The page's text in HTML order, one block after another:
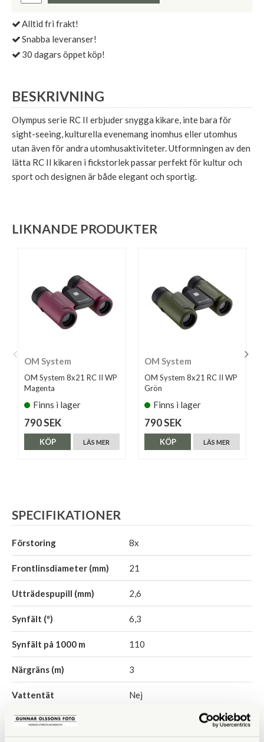
Alltid fri frakt!
Snabba leveranser!
30 dagars öppet köp!
BESKRIVNING
Olympus serie RC II erbjuder snygga kikare, inte bara för
sight-seeing, kulturella evenemang inomhus eller utomhus
utan även för andra utomhusaktiviteter. Utformningen av den
lätta RC II kikaren i fickstorlek passar perfekt för kultur och
sport och designen är både elegant och sportig.
LIKNANDE PRODUKTER
OM System
OM System 8x21 RC II WP
Magenta
Finns i lager
790 SEK
LÄS MER
KÖP
OM System
OM System 8x21 RC II WP
Grön
Finns i lager
790 SEK
LÄS MER
KÖP
SPECIFIKATIONER
Förstoring 8x
Frontlinsdiameter (mm) 21
Utträdespupill (mm) 2,6
Synfält (º) 6,3
Synfält på 1000 m 110
Närgräns (m) 3
Vattentät Nej
Fokuseringstyp